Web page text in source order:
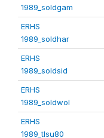
1989_soldgam
ERHS
1989_soldhar
ERHS
1989_soldsid
ERHS
1989_soldwol
ERHS
1989_tlsu80